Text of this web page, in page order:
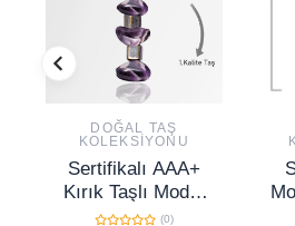
DOĞAL TAŞ
KOLEKSIYONU
Sertifikalı AAA+
Kırık Taşlı Model
Ametist Taşı
(0)